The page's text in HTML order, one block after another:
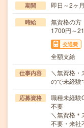
期間 即日～2ヶ
時給
無資格の方
1700円～
交通費
全額支給
仕事内容
＼無資格・
ので未経
応募資格
職種未経験
不要
＼無資格
不要・来